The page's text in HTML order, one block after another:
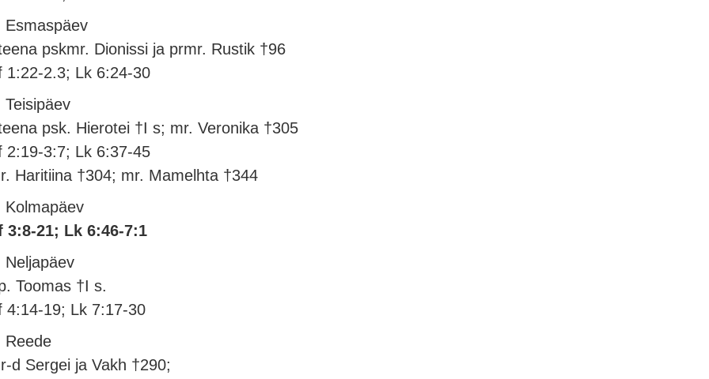
Esmaspäev
pskmr. Dionissi ja prmr. Rustik †96
1:22-2.3; Lk 6:24-30
Teisipäev
psk. Hierotei †I s; mr. Veronika †305
2:19-3:7; Lk 6:37-45
Haritiina †304; mr. Mamelhta †344
Kolmapäev
3:8-21; Lk 6:46-7:1
Neljapäev
Toomas †I s.
4:14-19; Lk 7:17-30
Reede
d Sergei ja Vakh †290;